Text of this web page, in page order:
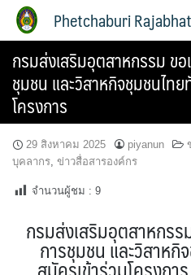
Phetchaburi
กรมส่งเสริมอุตสาหกรรม ข
ชุมชน และวิสาหกิจชุมชนไทย
โครงการ
29 สิงหาคม 2025 piyanun
บุคลากร, ข่าวสื่อสารองค์กร
จำนวนผู้ชม : 9
กรมส่งเสริมอุตสาหกร
การชุมชน และวิสาหกิ